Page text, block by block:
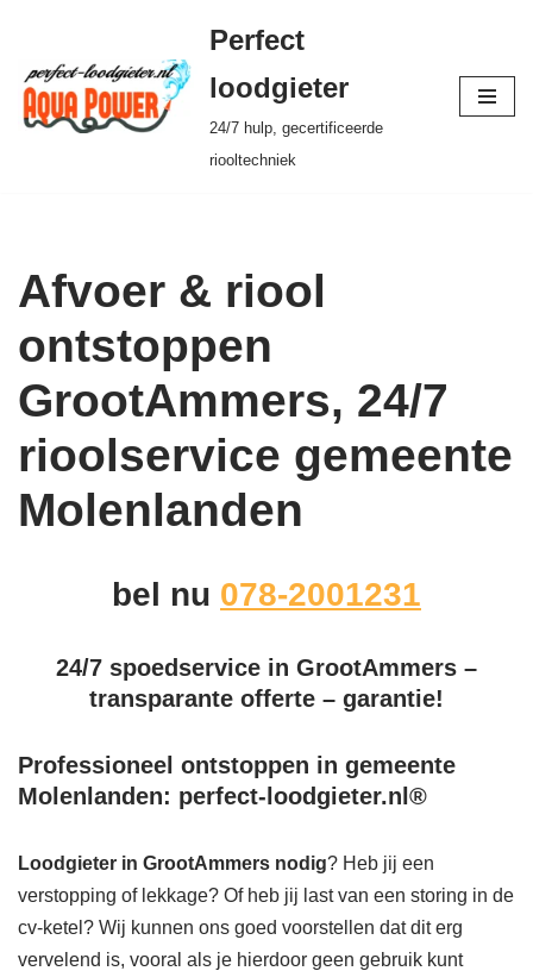
Ga
naar
de
Perfect
loodgieter
24/7 hulp, gecertificeerde
riooltechniek
Afvoer & riool
ontstoppen
GrootAmmers, 24/7
rioolservice gemeente
Molenlanden
bel nu 078-2001231
24/7 spoedservice in GrootAmmers –
transparante offerte – garantie!
Professioneel ontstoppen in gemeente
Molenlanden: perfect-loodgieter.nl®
Loodgieter in GrootAmmers nodig? Heb jij een
verstopping of lekkage? Of heb jij last van een storing in de
cv-ketel? Wij kunnen ons goed voorstellen dat dit erg
vervelend is, vooral als je hierdoor geen gebruik kunt